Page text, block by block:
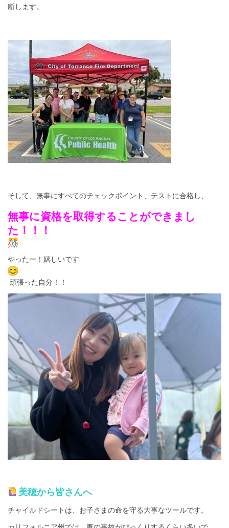
断します。
そして、無事にすべてのチェックポイント、テストに合格し、
無事に資格を取得することができまし
た！！！
やったー！嬉しいです
頑張った自分！！
美穂から皆さんへ
チャイルドシートは、お子さまの命を守る大事なツールです。